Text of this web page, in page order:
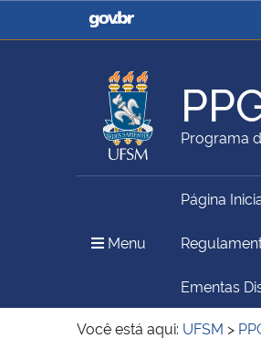
Casa Civil
Ministério da Agricultura,
Pecuária e Abastecimento
Ministério do Meio Ambiente
Secretaria de Governo
Programa
Menu Menu Principal
Página
Ementas
Você está aqui: UFSM >